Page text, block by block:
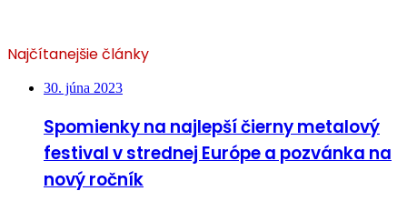
Najčítanejšie články
30. júna 2023
Spomienky na najlepší čierny metalový
festival v strednej Európe a pozvánka na
nový ročník